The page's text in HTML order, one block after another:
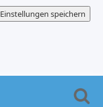
Einstellungen speichern